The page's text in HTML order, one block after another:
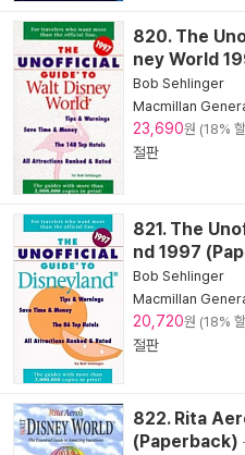
820. The
ney World
Bob Sehlinger
Macmillan
23,690원 (18%
절판
821. The
nd 1997
Bob Sehlinger
Macmillan
20,720원 (18%
절판
822. Rita
(Paperback)